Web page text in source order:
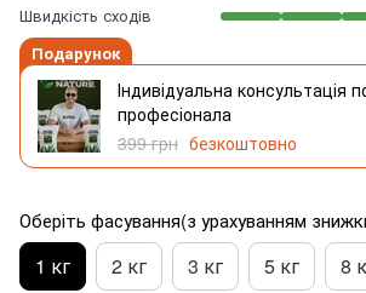
Швидкість сходів
Подарунок
Індивідуальна консультація
професіонала
399 грн безкоштовно
Оберіть фасування(з урахуванням
1 кг 2 кг 3 кг 5 кг 8